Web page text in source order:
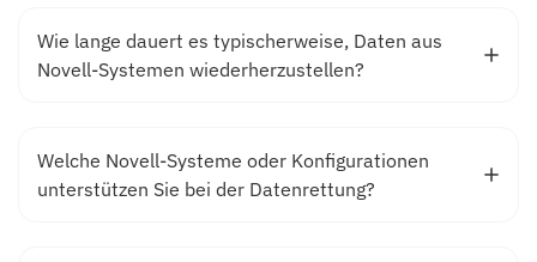
Wie lange dauert es typischerweise, Daten aus
Novell-Systemen wiederherzustellen?
Welche Novell-Systeme oder Konfigurationen
unterstützen Sie bei der Datenrettung?